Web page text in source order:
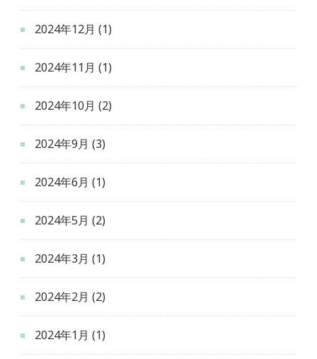
2024年12月 (1)
2024年11月 (1)
2024年10月 (2)
2024年9月 (3)
2024年6月 (1)
2024年5月 (2)
2024年3月 (1)
2024年2月 (2)
2024年1月 (1)